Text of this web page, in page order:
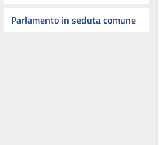
Parlamento in seduta comune